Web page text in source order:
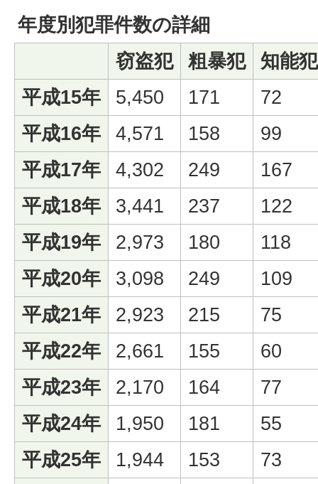
年度別犯罪件数の詳細
窃盗犯
粗暴犯
知能犯
平成15年
5,450 171
72
平成16年
4,571 158
99
平成17年
4,302 249
167
平成18年
3,441 237
122
平成19年
2,973 180
118
平成20年
3,098 249
109
平成21年
2,923 215
75
平成22年
2,661 155
60
平成23年
2,170 164
77
平成24年
1,950 181
55
平成25年
1,944 153
73